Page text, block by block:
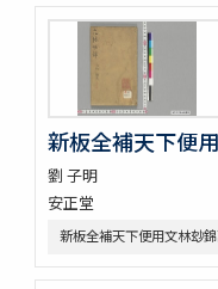
新刻増校切用正音郷談雜
黍稷稲粱辧
松の落葉 (存4巻)
節用集 2巻
倭意三百首
字鏡集 20巻
愚管鈔 7巻
尚書 13巻
懐風藻
六根清浄大祓 . 神道大意
新板全補天下便
劉 子明
安正堂
新板全補天下便用文林玅